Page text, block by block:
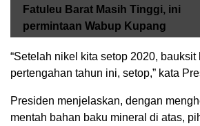
Fatuleu Barat Masih Tinggi, ini
permintaan Wabup Kupang
“Setelah nikel kita setop 2020, bauksit
pertengahan tahun ini, setop,” kata
Presiden menjelaskan, dengan
mentah bahan baku mineral di atas,